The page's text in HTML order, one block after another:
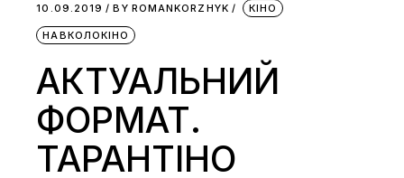
10.09.2019 BY ROMANKORZHYK КІНО
НАВКОЛОКІНО
АКТУАЛЬНИЙ
ФОРМАТ.
ТАРАНТІНО